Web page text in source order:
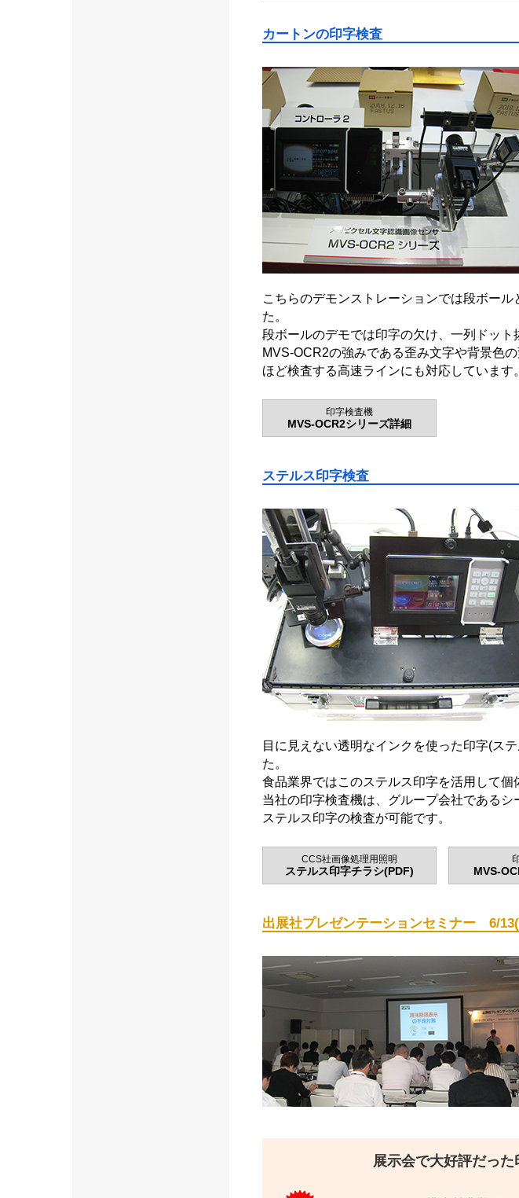
カートンの印字検査
こちらのデモンストレーションでは段ボー
た。
段ボールのデモでは印字の欠け、一列ドット
MVS-OCR2の強みである歪み文字や背景色
ほど検査する高速ラインにも対応しています。
印字検査機
MVS-OCR2シリーズ詳細
ステルス印字検査
目に見えない透明なインクを使った印字(ス
た。
食品業界ではこのステルス印字を活用して個
当社の印字検査機は、グループ会社である
ステルス印字の検査が可能です。
CCS社画像処理用照明
ステルス印字チラシ(PDF) MVS-
出展社プレゼンテーションセミナー 6/
展示会で大好評だった